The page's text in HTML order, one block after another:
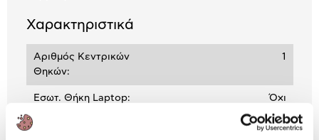
Χαρακτηριστικά
Αριθμός Κεντρικών
Θηκών:
1
Εσωτ. Θήκη Laptop: Όχι
Όχι